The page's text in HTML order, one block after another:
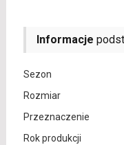
Informacje
Sezon
Rozmiar
Przeznaczenie
Rok produkcji